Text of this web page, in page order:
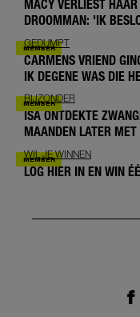
MACY VERLIEST
DROOMMAN: 'IK
GEDUMPT
CARMENS VRIEND
IK DEGENE WAS DIE
BIJZONDER
ISA ONTDEKTE
MAANDEN LATER
WIL JE WINNEN
LOG HIER IN EN WIN